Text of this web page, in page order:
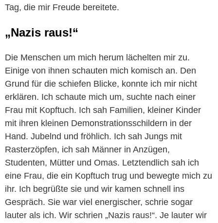
Tag, die mir Freude bereitete.
„Nazis raus!“
Die Menschen um mich herum lächelten mir zu.
Einige von ihnen schauten mich komisch an. Den
Grund für die schiefen Blicke, konnte ich mir nicht
erklären. Ich schaute mich um, suchte nach einer
Frau mit Kopftuch. Ich sah Familien, kleiner Kinder
mit ihren kleinen Demonstrationsschildern in der
Hand. Jubelnd und fröhlich. Ich sah Jungs mit
Rasterzöpfen, ich sah Männer in Anzügen,
Studenten, Mütter und Omas. Letztendlich sah ich
eine Frau, die ein Kopftuch trug und bewegte mich zu
ihr. Ich begrüßte sie und wir kamen schnell ins
Gespräch. Sie war viel energischer, schrie sogar
lauter als ich. Wir schrien „Nazis raus!“. Je lauter wir